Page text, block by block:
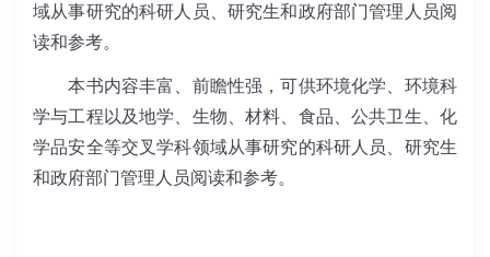
域从事研究的科研人员、研究生和政府部门管理人员阅
读和参考。
本书内容丰富、前瞻性强，可供环境化学、环境科
学与工程以及地学、生物、材料、食品、公共卫生、化
学品安全等交叉学科领域从事研究的科研人员、研究生
和政府部门管理人员阅读和参考。